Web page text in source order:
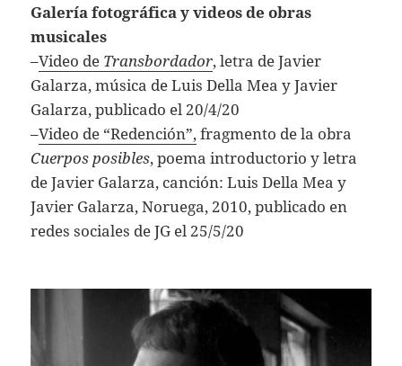
Galería fotográfica y videos de obras
musicales
–Video de Transbordador, letra de Javier
Galarza, música de Luis Della Mea y Javier
Galarza, publicado el 20/4/20
–Video de “Redención”, fragmento de la obra
Cuerpos posibles, poema introductorio y letra
de Javier Galarza, canción: Luis Della Mea y
Javier Galarza, Noruega, 2010, publicado en
redes sociales de JG el 25/5/20